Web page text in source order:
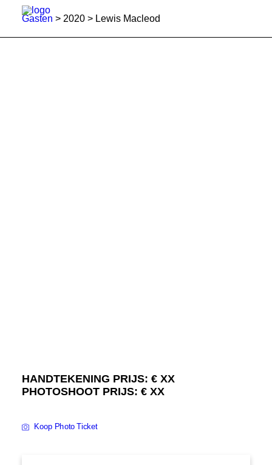
Gasten > 2020 > Lewis Macleod
HANDTEKENING PRIJS: € XX
PHOTOSHOOT PRIJS: € XX
Koop Photo Ticket